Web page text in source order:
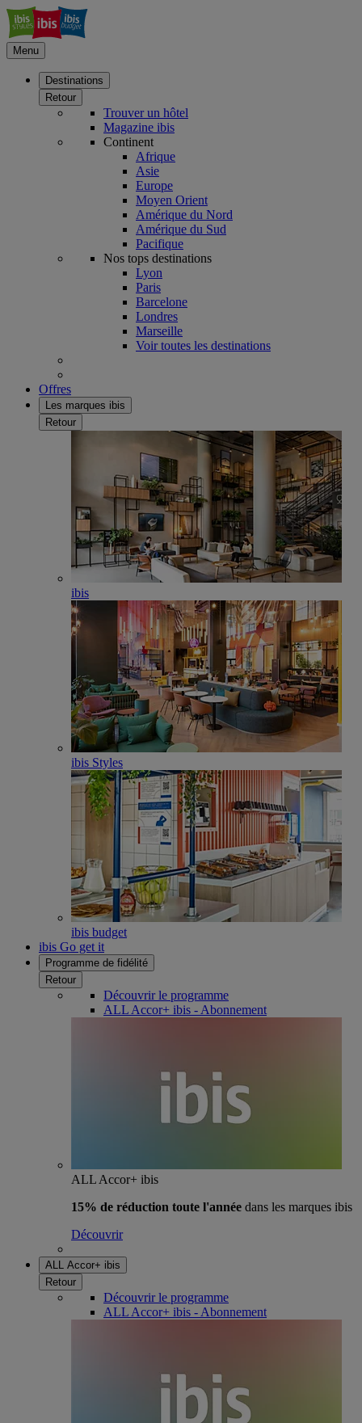
Menu
Destinations
Retour
Trouver un hôtel
Magazine ibis
Continent
Afrique
Asie
Europe
Moyen Orient
Amérique du Nord
Amérique du Sud
Pacifique
Nos tops destinations
Lyon
Paris
Barcelone
Londres
Marseille
Voir toutes les destinations
Offres
Les marques ibis
Retour
ibis
ibis Styles
ibis budget
ibis Go get it
Programme de fidélité
Retour
Découvrir le programme
ALL Accor+ ibis - Abonnement
ALL Accor+ ibis
15% de réduction toute l'année dans les marques ibis
Découvrir
ALL Accor+ ibis
Retour
Découvrir le programme
ALL Accor+ ibis - Abonnement